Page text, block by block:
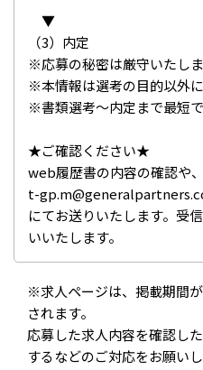
▼
（3）内定
※応募の秘密は厳守いたしま
※本情報は選考の目的以外
※書類選考～内定まで最短
★ご確認ください★
web履歴書の内容の確認や
t-
にてお送りいたします。受
いいたします。
※求人ページは、掲載期間
されます。
応募した求人内容を確認し
するなどのご対応をお願いし